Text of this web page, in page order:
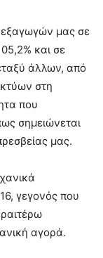
εξαγωγών μας σε
και σε
άλλων, από
στη
που
σημειώνεται
μας.
γεγονός που
αγορά.